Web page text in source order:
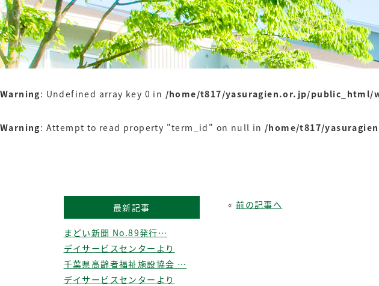
Warning: Undefined array key 0 in /home/t817/yasuragien.or.jp/public_html/
Warning: Attempt to read property "term_id" on null in /home/t817/
«前の記事へ
最新記事
まどい新聞 No.89発行…
デイサービスセンターより
千葉県高齢者福祉施設協会 …
デイサービスセンターより